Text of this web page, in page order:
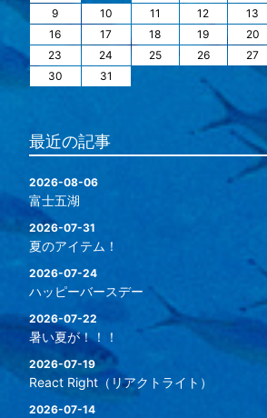
9
10 11 12 13
16
17 18 19 20
23
24 25 26 27
30
31
最近の記事
2026-08-06
富士五湖
2026-07-31
夏のアイテム！
2026-07-24
ハッピーバースデー
2026-07-22
暑い夏が！！！
2026-07-19
React Right（リアクトライト）
2026-07-14